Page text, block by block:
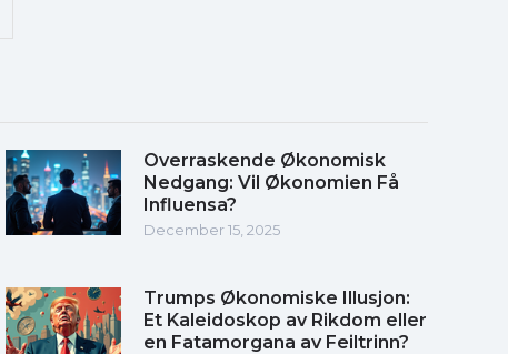
Overraskende Økonomisk
Nedgang: Vil Økonomien Få
Influensa?
December 15, 2025
Trumps Økonomiske Illusjon:
Et Kaleidoskop av Rikdom eller
en Fatamorgana av Feiltrinn?